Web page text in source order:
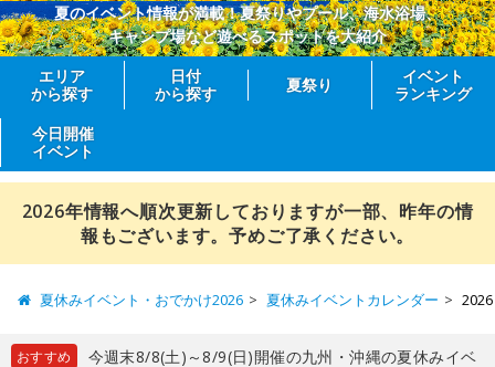
夏のイベント情報が満載！夏祭りやプール、海水浴場、
キャンプ場など遊べるスポットを大紹介
エリア
から探す
日付
から探す
夏祭り
イベント
ランキング
今日開催
イベント
2026年情報へ順次更新しておりますが一部、昨年の情
報もございます。予めご了承ください。
夏休みイベント・おでかけ2026 夏休みイベントカレンダー
おすすめ
今週末8/8(土)～8/9(日)開催の九州・沖縄の夏休みイベ